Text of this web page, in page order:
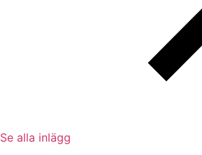
Se alla inlägg